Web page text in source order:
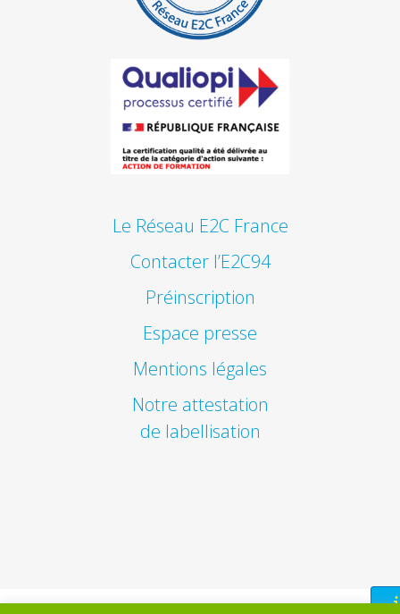
Le Réseau E2C France
Contacter l’E2C94
Préinscription
Espace presse
Mentions légales
Notre attestation
de labellisation